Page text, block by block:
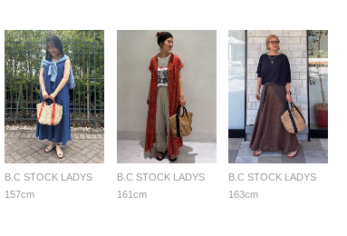
B.C STOCK LADYS
157cm
B.C STOCK LADYS
161cm
B.C STOCK LADYS
163cm